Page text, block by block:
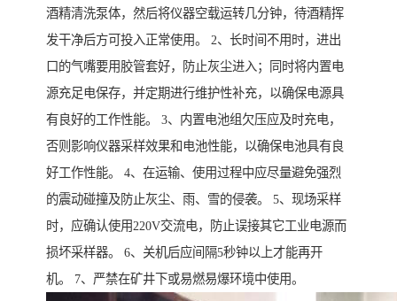
酒精清洗泵体，然后将仪器空载运转几分钟，待酒精挥
发干净后方可投入正常使用。 2、长时间不用时，进出
口的气嘴要用胶管套好，防止灰尘进入；同时将内置电
源充足电保存，并定期进行维护性补充，以确保电源具
有良好的工作性能。 3、内置电池组欠压应及时充电，
否则影响仪器采样效果和电池性能，以确保电池具有良
好工作性能。 4、在运输、使用过程中应尽量避免强烈
的震动碰撞及防止灰尘、雨、雪的侵袭。 5、现场采样
时，应确认使用220V交流电，防止误接其它工业电源而
损坏采样器。 6、关机后应间隔5秒钟以上才能再开
机。 7、严禁在矿井下或易燃易爆环境中使用。